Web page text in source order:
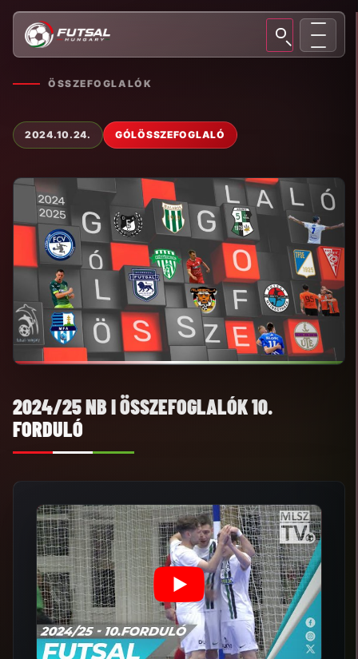
ÖSSZEFOGLALÓK
2024.10.24. GÓLÖSSZEFOGLALÓ
2024/25 NB I ÖSSZEFOGLALÓK 10.
FORDULÓ